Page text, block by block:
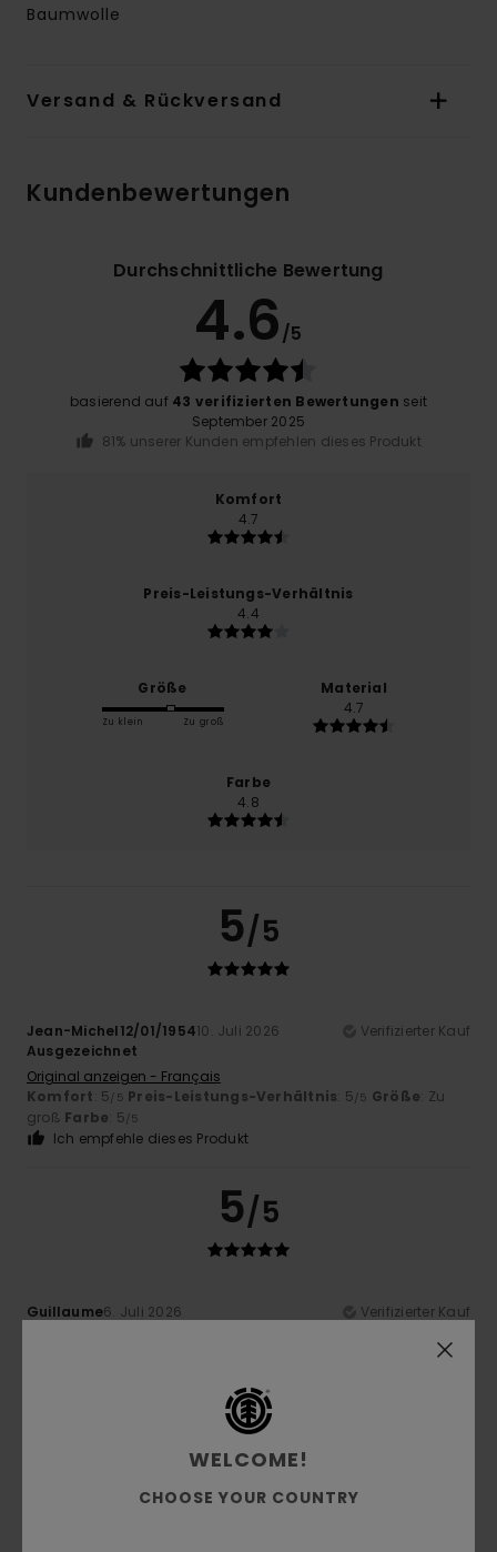
Baumwolle
Versand & Rückversand
Kundenbewertungen
Durchschnittliche Bewertung
4.6/5
basierend auf 43 verifizierten Bewertungen seit
September 2025
81% unserer Kunden empfehlen dieses Produkt
Komfort
4.7
Preis-Leistungs-Verhältnis
4.4
Größe
Zu klein Zu groß
Material
4.7
Farbe
4.8
5/5
Jean-Michel12/01/195410. Juli 2026
Verifizierter Kauf
Ausgezeichnet
Original anzeigen - Français
Komfort: 5/5 Preis-Leistungs-Verhältnis: 5/5 Größe: Zu
groß Farbe: 5/5
Ich empfehle dieses Produkt
5/5
Guillaume6. Juli 2026
Verifizierter Kauf
Farbe
Ich empfehle dieses Produkt
2/5
WELCOME!
CHOOSE YOUR COUNTRY